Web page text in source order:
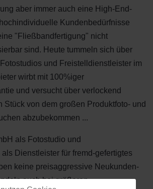
aber immer auch eine High-End-
Kundenbedürfnisse
"Fließbandfertigung" nicht
sind. Heute tummeln sich über
und Freistelldienstleister im
wirbt mit 100%iger
und versucht über verlockend
Stück von dem großen Produktfoto- und
abzubekommen ...
als Fotostudio und
Dienstleister für fremd-gefertigtes
keine preisaggressive Neukunden-
auch bei größeren